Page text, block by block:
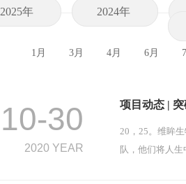
2025年 2024年
1月 3月 4月 6月
10-30
2020 YEAR
项目动态 |
20，25。维眸
队，他们将人